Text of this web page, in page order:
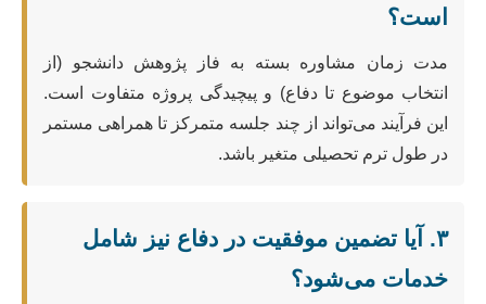
است؟
مدت زمان مشاوره بسته به فاز پژوهش دانشجو (از
انتخاب موضوع تا دفاع) و پیچیدگی پروژه متفاوت است.
این فرآیند می‌تواند از چند جلسه متمرکز تا همراهی مستمر
در طول ترم تحصیلی متغیر باشد.
۳. آیا تضمین موفقیت در دفاع نیز شامل
خدمات می‌شود؟